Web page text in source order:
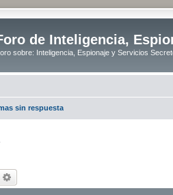
de Inteligencia,
sobre: Inteligencia, Espionaje y Servicios
sin respuesta